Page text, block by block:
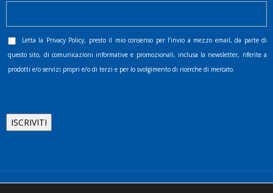
Letta la Privacy Policy, presto il mio consenso per l’invio a mezzo email, da parte di
questo sito, di comunicazioni informative e promozionali, inclusa la newsletter, riferite a
prodotti e/o servizi propri e/o di terzi e per lo svolgimento di ricerche di mercato.